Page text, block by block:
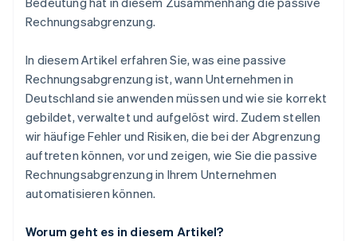
Rechnungsabgrenzung.
In diesem Artikel erfahren Sie, was eine passive
Rechnungsabgrenzung ist, wann Unternehmen in
Deutschland sie anwenden müssen und wie sie korrekt
gebildet, verwaltet und aufgelöst wird. Zudem stellen
wir häufige Fehler und Risiken, die bei der Abgrenzung
auftreten können, vor und zeigen, wie Sie die passive
Rechnungsabgrenzung in Ihrem Unternehmen
automatisieren können.
Worum geht es in diesem Artikel?